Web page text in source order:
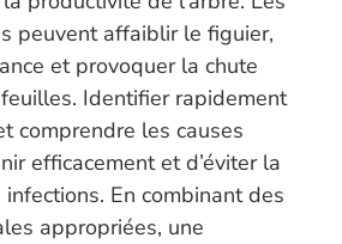
peuvent affaiblir le figuier,
et provoquer la chute
Identifier rapidement
comprendre les causes
efficacement et d’éviter la
En combinant des
appropriées, une